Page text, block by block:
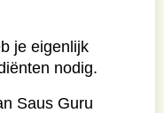
je eigenlijk
nodig.
Saus Guru